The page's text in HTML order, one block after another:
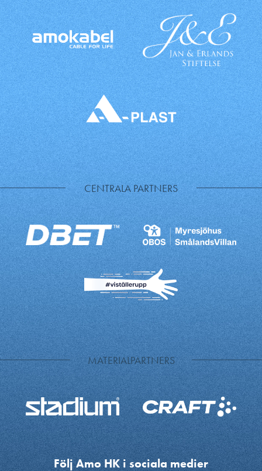
CENTRALA PARTNERS
MATERIALPARTNERS
Följ Amo HK i sociala medier